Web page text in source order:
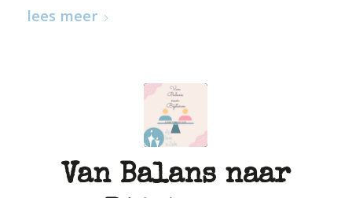
lees meer
Van Balans naar